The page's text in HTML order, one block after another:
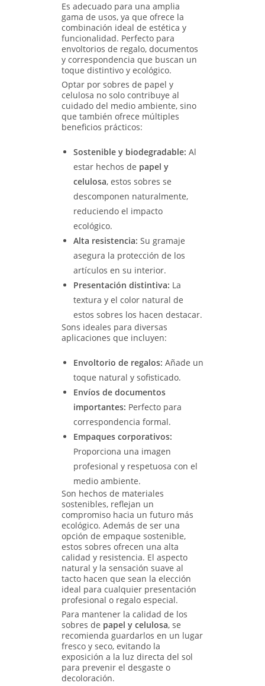
Es adecuado para una amplia
gama de usos, ya que ofrece la
combinación ideal de estética y
funcionalidad. Perfecto para
envoltorios de regalo, documentos
y correspondencia que buscan un
toque distintivo y ecológico.
Optar por sobres de papel y
celulosa no solo contribuye al
cuidado del medio ambiente, sino
que también ofrece múltiples
beneficios prácticos:
Sostenible y biodegradable: Al
estar hechos de papel y
celulosa, estos sobres se
descomponen naturalmente,
reduciendo el impacto
ecológico.
Alta resistencia: Su gramaje
asegura la protección de los
artículos en su interior.
Presentación distintiva: La
textura y el color natural de
estos sobres los hacen destacar.
Sons ideales para diversas
aplicaciones que incluyen:
Envoltorio de regalos: Añade un
toque natural y sofisticado.
Envíos de documentos
importantes: Perfecto para
correspondencia formal.
Empaques corporativos:
Proporciona una imagen
profesional y respetuosa con el
medio ambiente.
Son hechos de materiales
sostenibles, reflejan un
compromiso hacia un futuro más
ecológico. Además de ser una
opción de empaque sostenible,
estos sobres ofrecen una alta
calidad y resistencia. El aspecto
natural y la sensación suave al
tacto hacen que sean la elección
ideal para cualquier presentación
profesional o regalo especial.
Para mantener la calidad de los
sobres de papel y celulosa, se
recomienda guardarlos en un lugar
fresco y seco, evitando la
exposición a la luz directa del sol
para prevenir el desgaste o
decoloración.